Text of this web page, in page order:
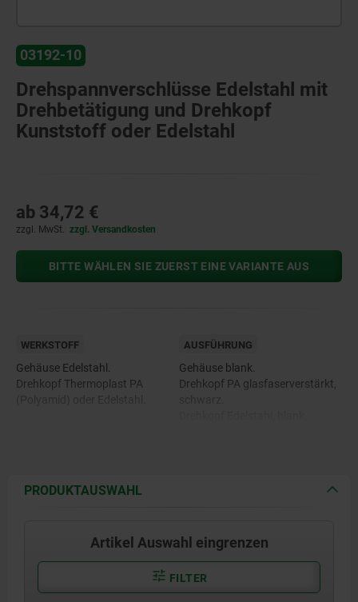
03192-10
Drehspannverschlüsse Edelstahl mit
Drehbetätigung und Drehkopf
Kunststoff oder Edelstahl
ab 34,72 €
zzgl. MwSt. zzgl. Versandkosten
BITTE WÄHLEN SIE ZUERST EINE VARIANTE AUS
WERKSTOFF
Gehäuse Edelstahl.
Drehkopf Thermoplast PA
AUSFÜHRUNG
Gehäuse blank.
Drehkopf PA glasfaserverstärkt,
PRODUKTAUSWAHL
Artikel Auswahl eingrenzen
FILTER